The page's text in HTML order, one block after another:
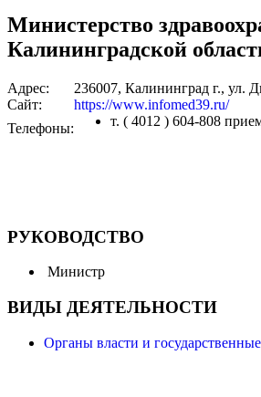
Министерство
Калининградской
Адрес:
236007, Калининград г., ул.
Сайт:
https://www.infomed39.ru/
Телефоны:
т. ( 4012 ) 604-808
РУКОВОДСТВО
Министр
ВИДЫ ДЕЯТЕЛЬНОСТИ
Органы власти и